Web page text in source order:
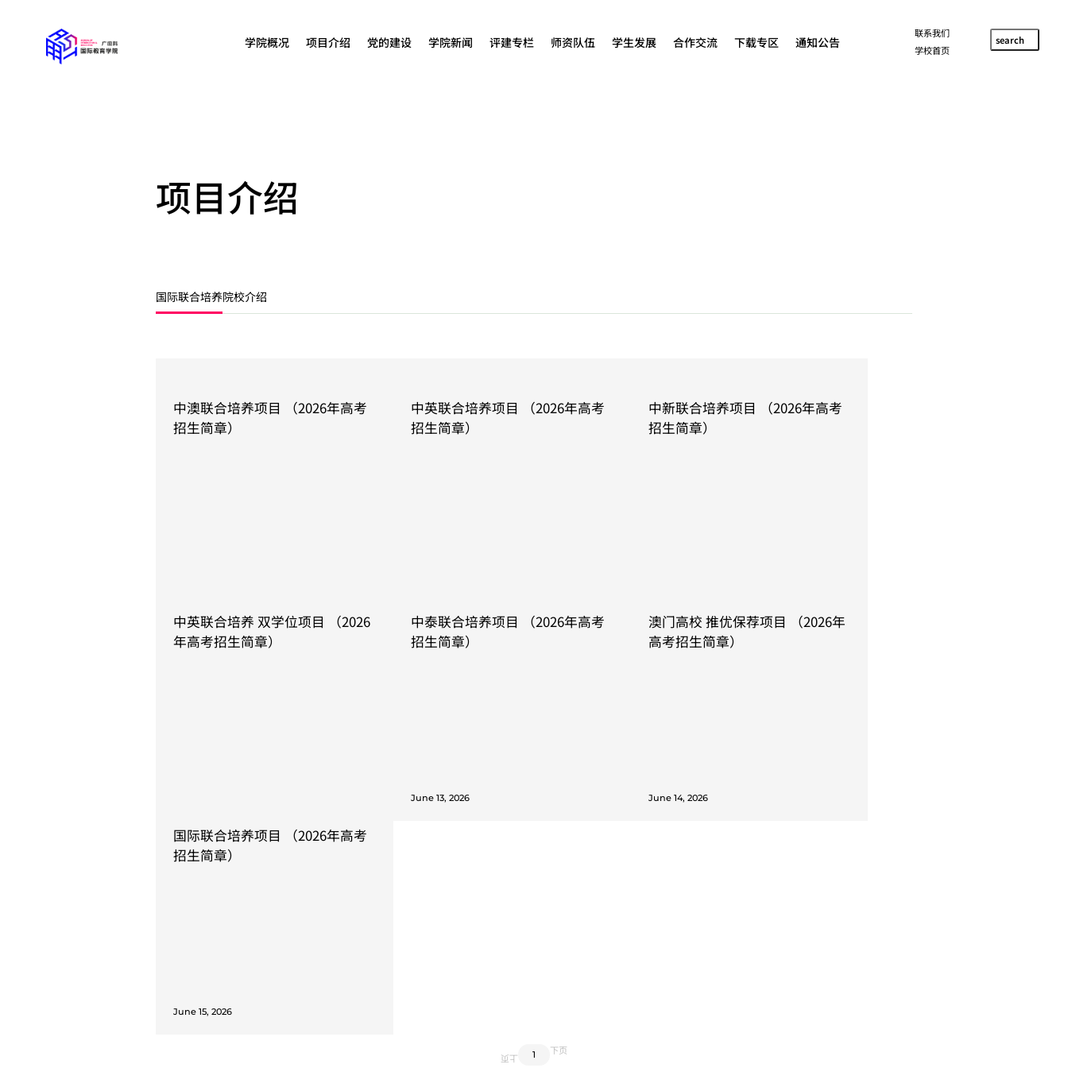
学院概况 项目介绍 党的建设 学院新闻 评建专栏 师资队伍 学生发展 合作交流 下载专区 通知公告
联系我们
学校首页
search
项目介绍
国际联合培养院校介绍
中澳联合培养项目 （2026年高考
招生简章）
中英联合培养项目 （2026年高考
招生简章）
中新联合培养项目 （2026年高考
招生简章）
​中英联合培养 双学位项目 （2026
年高考招生简章）
中泰联合培养项目 （2026年高考
招生简章）
June 13, 2026
澳门高校 推优保荐项目 （2026年
高考招生简章）
June 14, 2026
​国际联合培养项目 （2026年高考
招生简章）
June 15, 2026
上页 1 下页